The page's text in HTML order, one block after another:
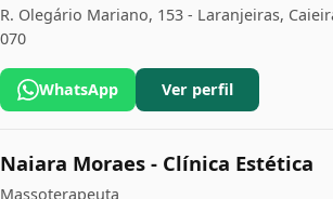
R. Olegário Mariano, 153 - Laranjeiras,
070
WhatsApp Ver perfil
Naiara Moraes - Clínica Estética
Massoterapeuta